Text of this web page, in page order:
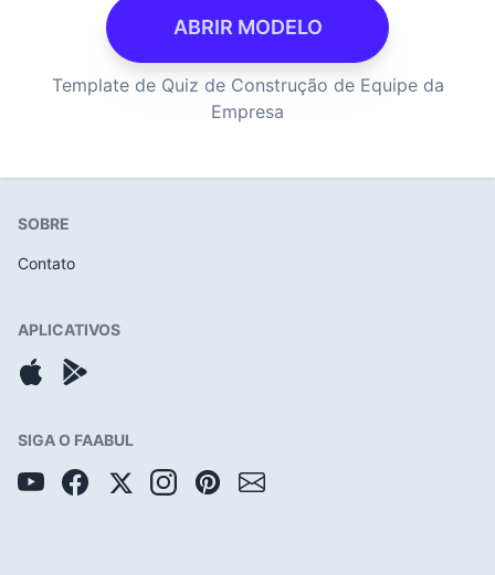
ABRIR MODELO
Template de Quiz de Construção de Equipe da
Empresa
SOBRE
Contato
APLICATIVOS
SIGA O FAABUL